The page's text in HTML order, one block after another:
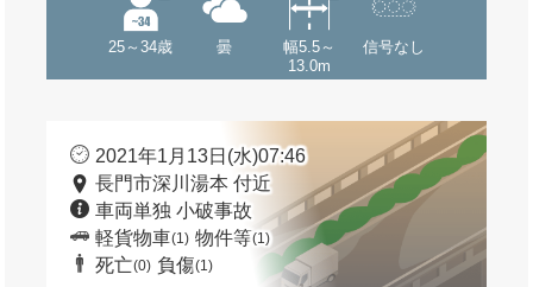
25～34歳 曇
幅5.5～
13.0m
信号なし
2021年1月13日(水)07:46
長門市深川湯本 付近
車両単独 小破事故
軽貨物車(1) 物件等(1)
死亡(0) 負傷(1)